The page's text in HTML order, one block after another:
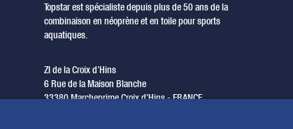
Topstar est spécialiste depuis plus de 50 ans de la
combinaison en néoprène et en toile pour sports
aquatiques.
ZI de la Croix d’Hins
6 Rue de la Maison Blanche
33380 Marcheprime Croix d’Hins - FRANCE